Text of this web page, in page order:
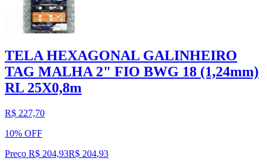
TELA HEXAGONAL GALINHEIRO
TAG MALHA 2" FIO BWG 18 (1,24mm)
RL 25X0,8m
R$ 227,70
10% OFF
Preço R$ 204,93R$ 204,93